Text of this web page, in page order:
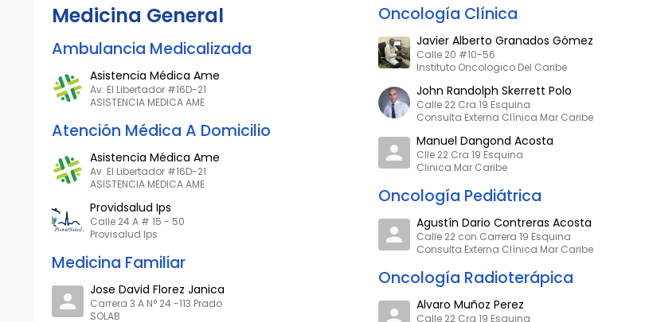
Medicina General
Ambulancia Medicalizada
Asistencia Médica Ame
Av. El Libertador #16D-21
ASISTENCIA MEDICA AME
Atención Médica A Domicilio
Asistencia Médica Ame
Av. El Libertador #16D-21
ASISTENCIA MEDICA AME
Providsalud Ips
Calle 24 A # 15 - 50
Provisalud Ips
Medicina Familiar
Jose David Florez Janica
Carrera 3 A N° 24 -113 Prado
SOLAB
Oncología Clínica
Javier Alberto Granados Gómez
Calle 20 #10-56
Instituto Oncologico Del Caribe
John Randolph Skerrett Polo
Calle 22 Cra 19 Esquina
Consulta Externa Clínica Mar Caribe
Manuel Dangond Acosta
Clle 22 Cra 19 Esquina
Clinica Mar Caribe
Oncología Pediátrica
Agustín Dario Contreras Acosta
Calle 22 con Carrera 19 Esquina
Consulta Externa Clínica Mar Caribe
Oncología Radioterápica
Alvaro Muñoz Perez
Calle 22 Cra 19 Esquina